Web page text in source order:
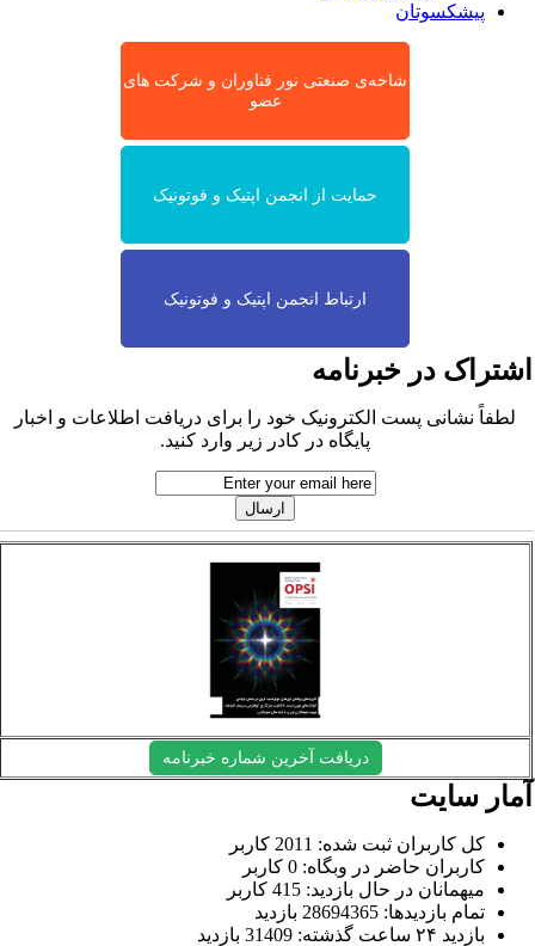
پیشکسوتان
شاخه‌ی صنعتی نور فناوران و شرکت های
عضو
حمایت از انجمن اپتیک و فوتونیک
ارتباط انجمن اپتیک و فوتونیک
در خبرنامه
لطفاً نشانی پست الکترونیک خود را برای دریافت اطلاعات و اخبار
پایگاه در کادر زیر وارد کنید.
دریافت آخرین شماره خبرنامه
سایت
کل کاربران ثبت شده: 2011 کاربر
کاربران حاضر در وبگاه: 0 کاربر
میهمانان در حال بازدید: 415 کاربر
تمام بازدید‌ها: 28694365 بازدید
بازدید ۲۴ ساعت گذشته: 31409 بازدید